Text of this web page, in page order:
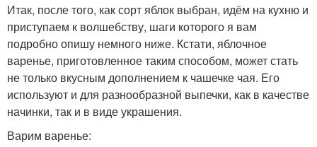
Итак, после того, как сорт яблок выбран, идём на кухню и
приступаем к волшебству, шаги которого я вам
подробно опишу немного ниже. Кстати, яблочное
варенье, приготовленное таким способом, может стать
не только вкусным дополнением к чашечке чая. Его
используют и для разнообразной выпечки, как в качестве
начинки, так и в виде украшения.
Варим варенье: